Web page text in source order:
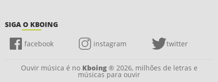
SIGA O KBOING
facebook instagram twitter
Ouvir música é no Kboing® 2026, milhões de letras e
músicas para ouvir